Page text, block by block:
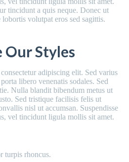
tincidunt a quis neque. Donec ut
volutpat eros sed sagittis.
Our Styles
adipiscing elit. Sed varius
libero venenatis sodales. Sed
Nulla blandit bibendum metus ut
Sed tristique facilisis felis ut
nisl ut accumsan. Suspendisse
vel tincidunt ligula mollis sit amet.
turpis rhoncus.